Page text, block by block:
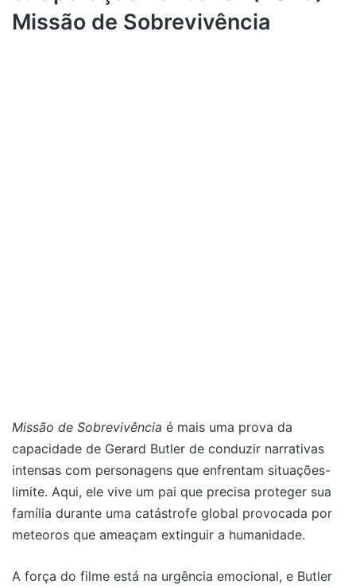
Missão de Sobrevivência
Missão de Sobrevivência é mais uma prova da
capacidade de Gerard Butler de conduzir narrativas
intensas com personagens que enfrentam situações-
limite. Aqui, ele vive um pai que precisa proteger sua
família durante uma catástrofe global provocada por
meteoros que ameaçam extinguir a humanidade.
A força do filme está na urgência emocional, e Butler